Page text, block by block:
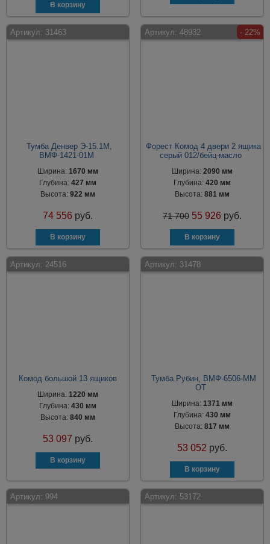
Артикул: 31463
Тумба Денвер Э-15.1М,
ВМФ-1421-01М
Ширина:1670 мм
Глубина:427 мм
Высота:922 мм
74 556 руб.
Артикул: 48932 - 22%
Форест Комод 4 двери 2 ящика
серый 012/бейц-масло
Ширина: 2090 мм
Глубина: 420 мм
Высота: 881 мм
71 700 55 926 руб.
Артикул: 24516
Комод большой 13 ящиков
Ширина:1220 мм
Глубина:430 мм
Высота:840 мм
53 097 руб.
Артикул: 31478
Тумба Рубин, ВМФ-6506-ММ
ОТ
Ширина: 1371 мм
Глубина: 430 мм
Высота: 817 мм
53 052 руб.
Артикул: 994 Артикул: 53172